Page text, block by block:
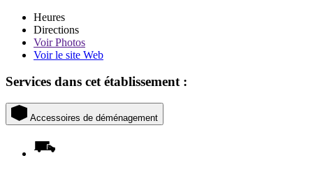
Heures
Directions
VoirPhotos
Voir le site Web
Services dans cet établissement :
Accessoires de déménagement